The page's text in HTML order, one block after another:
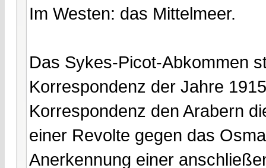
Im Westen: das Mittelmeer.
Das Sykes-Picot-Abkommen
Korrespondenz der Jahre
Korrespondenz den Arabern
einer Revolte gegen das
Anerkennung einer